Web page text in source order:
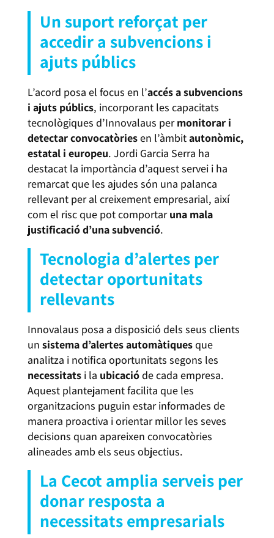
Un suport reforçat per
accedir a subvencions i
ajuts públics
L’acord posa el focus en l’accés a subvencions
i ajuts públics, incorporant les capacitats
tecnològiques d’Innovalaus permonitorar i
detectar convocatòriesen l’àmbitautonòmic,
estatal i europeu. Jordi Garcia Serra ha
destacat la importància d’aquest servei i ha
remarcat que les ajudes són una palanca
rellevant per al creixement empresarial, així
com el risc que pot comportaruna mala
justificació d’una subvenció.
Tecnologia d’alertes per
detectar oportunitats
rellevants
Innovalaus posa a disposició dels seus clients
un sistema d’alertes automàtiquesque
analitza i notifica oportunitats segons les
necessitatsi la ubicacióde cada empresa.
Aquest plantejament facilita que les
organitzacions puguin estar informades de
manera proactiva i orientar millor les seves
decisions quan apareixen convocatòries
alineades amb els seus objectius.
La Cecot amplia serveis per
donar resposta a
necessitats empresarials